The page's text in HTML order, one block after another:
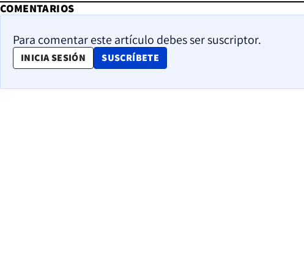
COMENTARIOS
Para comentar este artículo debes ser suscriptor.
INICIA SESIÓN SUSCRÍBETE
OPENS IN NEW WINDOW